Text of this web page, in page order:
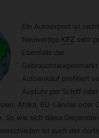
Ein Autoexport ist
Neuwertige KFZ sehr
Ebenfalls der
Autoankauf profitiert
Ausfuhr per Schiff oder
Afrika, EU-Länder oder
So wie sich diese Gegenden
ist auch der